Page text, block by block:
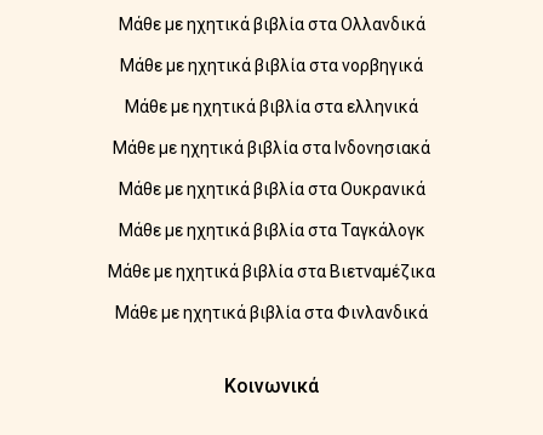
Μάθε με ηχητικά βιβλία στα Ολλανδικά
Μάθε με ηχητικά βιβλία στα νορβηγικά
Μάθε με ηχητικά βιβλία στα ελληνικά
Μάθε με ηχητικά βιβλία στα Ινδονησιακά
Μάθε με ηχητικά βιβλία στα Ουκρανικά
Μάθε με ηχητικά βιβλία στα Ταγκάλογκ
Μάθε με ηχητικά βιβλία στα Βιετναμέζικα
Μάθε με ηχητικά βιβλία στα Φινλανδικά
Κοινωνικά